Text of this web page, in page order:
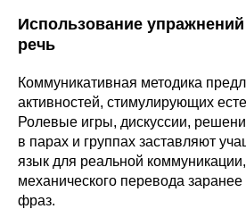
Использование
речь
Коммуникативная методика
активностей, стимулирующих
Ролевые игры, дискуссии,
в парах и группах заставляют
язык для реальной
механического перевода
фраз.